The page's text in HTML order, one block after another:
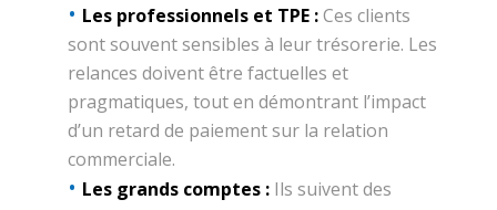
Les professionnels et TPE :Ces clients
sont souvent sensibles à leur trésorerie. Les
relances doivent être factuelles et
pragmatiques, tout en démontrant l’impact
d’un retard de paiement sur la relation
commerciale.
Les grands comptes :Ils suivent des